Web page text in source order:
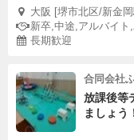
大阪 [堺市北区/新金
新卒,中途,アルバイト,
長期歓迎
合同会社
放課後等
ましょう